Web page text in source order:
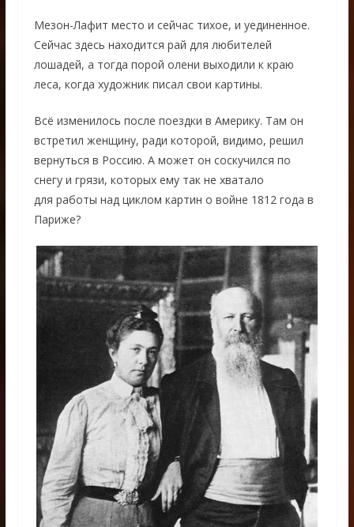
Мезон-Лафит место и сейчас тихое, и уединенное.
Сейчас здесь находится рай для любителей
лошадей, а тогда порой олени выходили к краю
леса, когда художник писал свои картины.
Всё изменилось после поездки в Америку. Там он
встретил женщину, ради которой, видимо, решил
вернуться в Россию. А может он соскучился по
снегу и грязи, которых ему так не хватало
для работы над циклом картин о войне 1812 года в
Париже?